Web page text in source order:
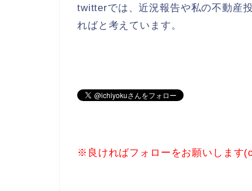
twitterでは、近況報告や私の不動産
ればと考えています。
※良ければフォローをお願いします